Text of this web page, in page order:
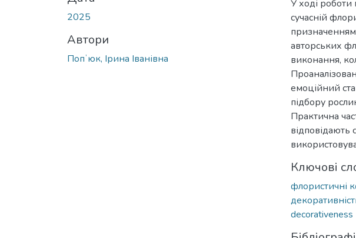
2025
Автори
Попʼюк, Ірина Іванівна
У ході роботи
сучасній
авторських
виконання,
емоційний
підбору
Практична
Ключові
флористичні
decorativeness